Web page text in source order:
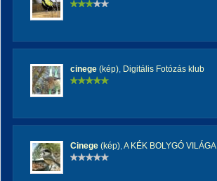
cinege (kép), Digitális Fotózás klub
Cinege (kép),A KÉK BOLYGÓ VILÁGA